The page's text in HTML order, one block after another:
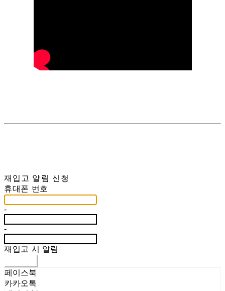
재입고 알림 신청
휴대폰 번호
-
-
재입고 시 알림
페이스북
카카오톡